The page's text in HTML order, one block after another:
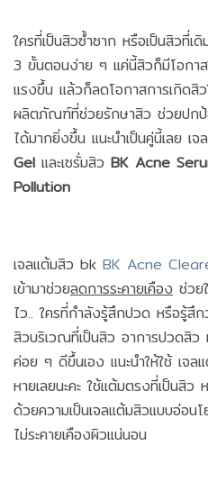
ใครที่เป็นสิวซ้ำซาก หรือเป็นสิวที่
3 ขั้นตอนง่าย ๆ แค่นี้สิวก็มีโอกาส
แรงขึ้น แล้วก็ลดโอกาสการเกิดสิ
ผลิตภัณฑ์ที่ช่วยรักษาสิว ช่วยปกป้
ได้มากยิ่งขึ้น แนะนำเป็นคู่นี้เลย เจ
Gel และเซรั่มสิว BK Acne
Pollution
เจลแต้มสิว bk BK Acne
เข้ามาช่วยลดการระคายเคือง ช่วย
ไว.. ใครที่กำลังรู้สึกปวด หรือรู้สึ
สิวบริเวณที่เป็นสิว อาการปวดสิว
ค่อย ๆ ดีขึ้นเอง แนะนำให้ใช้ เจ
หายเลยนะคะ ใช้แต้มตรงที่เป็นสิว
ด้วยความเป็นเจลแต้มสิวแบบอ่อ
ไม่ระคายเคืองผิวแน่นอน